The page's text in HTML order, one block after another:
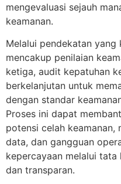
mengevaluasi sejauh
keamanan.
Melalui pendekatan yang
mencakup penilaian
ketiga, audit kepatuhan
berkelanjutan untuk
dengan standar
Proses ini dapat
potensi celah
data, dan gangguan
kepercayaan melalui tata
dan transparan.